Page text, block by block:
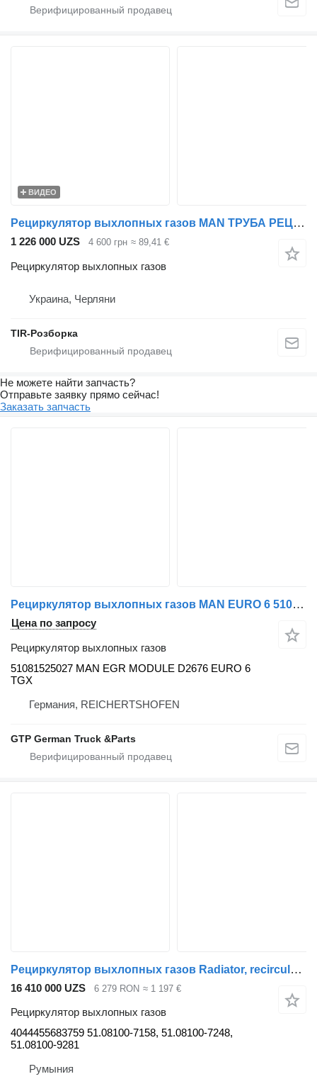
ВИДЕО
Рециркулятор выхлопных газов MAN ТРУБА РЕЦИРКУЛЯТОРА ВИХЛОПНИХ ГАЗІВ MAN TGX/TGS для тягача MAN TGS, TGX
1 226 000 UZS 4 600 грн ≈ 89,41 €
Рециркулятор выхлопных газов
Украина, Черляни
TIR-Розборка
Не можете найти запчасть?
Отправьте заявку прямо сейчас!
Заказать запчасть
Рециркулятор выхлопных газов MAN EURO 6 51081525027 для тягача MAN TGX ,TGS
Цена по запросу
Рециркулятор выхлопных газов
51081525027 MAN EGR MODULE D2676 EURO 6
TGX
Германия, REICHERTSHOFEN
GTP German Truck &Parts
Рециркулятор выхлопных газов Radiator, recirculare gaze de esapament MAN TGS, TGX 4044455683759 для тягача MAN TGS, TGX
16 410 000 UZS 6 279 RON ≈ 1 197 €
Рециркулятор выхлопных газов
4044455683759 51.08100-7158, 51.08100-7248,
51.08100-9281
Румыния